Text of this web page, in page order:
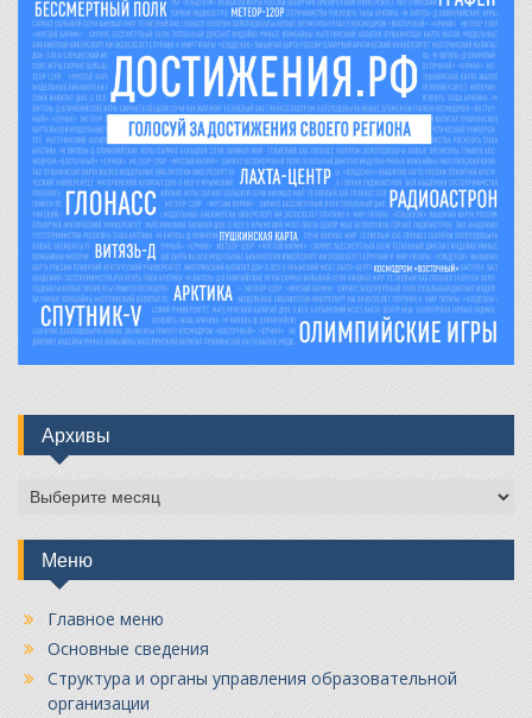
Архивы
Архивы
Меню
Главное меню
Основные сведения
Структура и органы управления образовательной
организации